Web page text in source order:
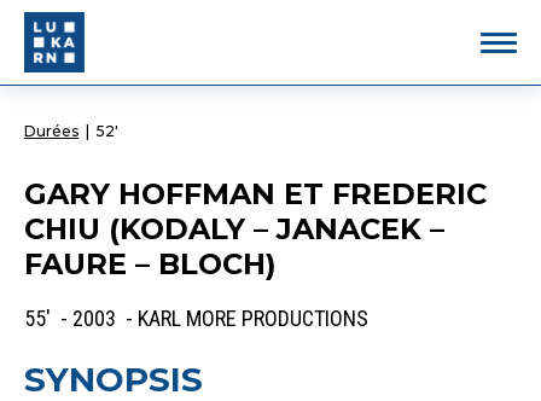
Durées 52'
GARY HOFFMAN ET FREDERIC
CHIU (KODALY – JANACEK –
FAURE – BLOCH)
55' - 2003 - KARL MORE PRODUCTIONS
SYNOPSIS